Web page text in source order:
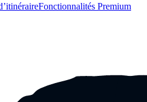
Fonctionnalités Premium